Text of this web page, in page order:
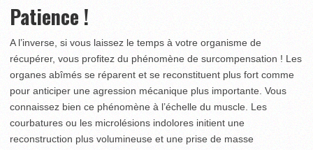
Patience !
A l’inverse, si vous laissez le temps à votre organisme de
récupérer, vous profitez du phénomène de surcompensation ! Les
organes abîmés se réparent et se reconstituent plus fort comme
pour anticiper une agression mécanique plus importante. Vous
connaissez bien ce phénomène à l’échelle du muscle. Les
courbatures ou les microlésions indolores initient une
reconstruction plus volumineuse et une prise de masse